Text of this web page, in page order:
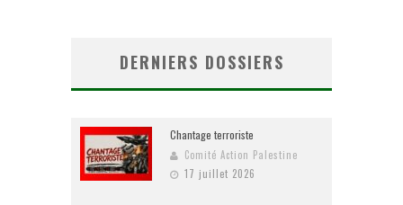
DERNIERS DOSSIERS
Chantage terroriste
Comité Action Palestine
17 juillet 2026